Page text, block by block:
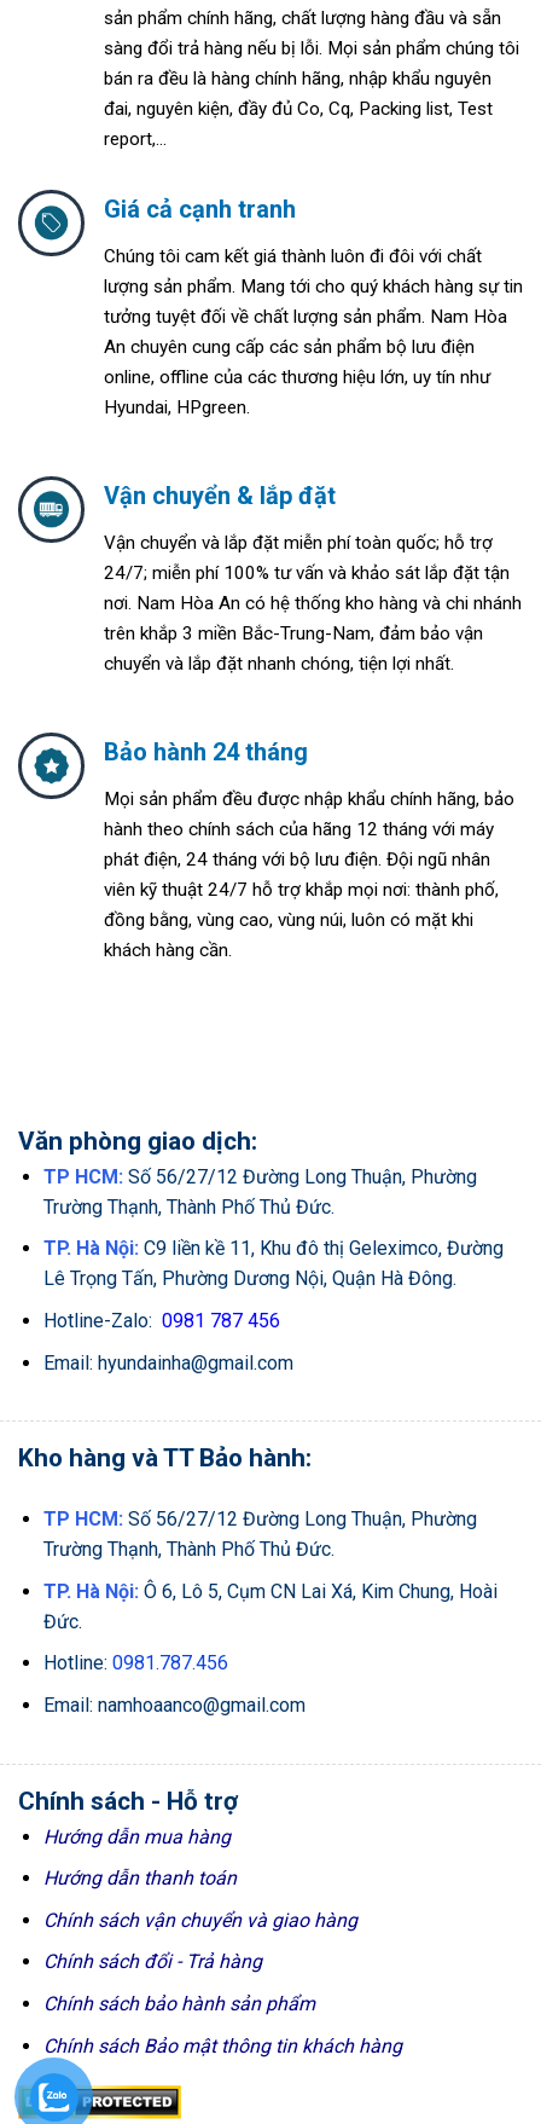
sản phẩm chính hãng, chất lượng hàng đầu và sẵn
sàng đổi trả hàng nếu bị lỗi. Mọi sản phẩm chúng tôi
bán ra đều là hàng chính hãng, nhập khẩu nguyên
đai, nguyên kiện, đầy đủ Co, Cq, Packing list, Test
report,...
Giá cả cạnh tranh
Chúng tôi cam kết giá thành luôn đi đôi với chất
lượng sản phẩm. Mang tới cho quý khách hàng sự tin
tưởng tuyệt đối về chất lượng sản phẩm. Nam Hòa
An chuyên cung cấp các sản phẩm bộ lưu điện
online, offline của các thương hiệu lớn, uy tín như
Hyundai, HPgreen.
Vận chuyển & lắp đặt
Vận chuyển và lắp đặt miễn phí toàn quốc; hỗ trợ
24/7; miễn phí 100% tư vấn và khảo sát lắp đặt tận
nơi. Nam Hòa An có hệ thống kho hàng và chi nhánh
trên khắp 3 miền Bắc-Trung-Nam, đảm bảo vận
chuyển và lắp đặt nhanh chóng, tiện lợi nhất.
Bảo hành 24 tháng
Mọi sản phẩm đều được nhập khẩu chính hãng, bảo
hành theo chính sách của hãng 12 tháng với máy
phát điện, 24 tháng với bộ lưu điện. Đội ngũ nhân
viên kỹ thuật 24/7 hỗ trợ khắp mọi nơi: thành phố,
đồng bằng, vùng cao, vùng núi, luôn có mặt khi
khách hàng cần.
Văn phòng giao dịch:
TP HCM: Số 56/27/12 Đường Long Thuận, Phường
Trường Thạnh, Thành Phố Thủ Đức.
TP. Hà Nội:C9 liền kề 11, Khu đô thị Geleximco, Đường
Lê Trọng Tấn, Phường Dương Nội, Quận Hà Đông.
Hotline-Zalo: 0981 787 456
Email: hyundainha@gmail.com
Kho hàng và TT Bảo hành:
TP HCM:Số 56/27/12 Đường Long Thuận, Phường
Trường Thạnh, Thành Phố Thủ Đức.
TP. Hà Nội: Ô 6, Lô 5, Cụm CN Lai Xá, Kim Chung, Hoài
Đức.
Hotline: 0981.787.456
Email: namhoaanco@gmail.com
Chính sách - Hỗ trợ
Hướng dẫn mua hàng
Hướng dẫn thanh toán
Chính sách vận chuyển và giao hàng
Chính sách đổi - Trả hàng
Chính sách bảo hành sản phẩm
Chính sách Bảo mật thông tin khách hàng